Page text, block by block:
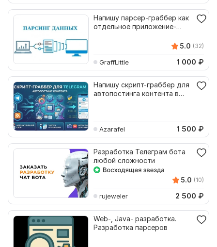
Напишу парсер-граббер как
отдельное приложение-
5.0 (32)
GraffLittle 1 000 ₽
Напишу скрипт-граббер для
автопостинга контента в
Azarafel 1 500 ₽
Разработка Телеграм бота
любой сложности
5.0 (10)
rujeweler 2 500 ₽
Web-, Java- разработка.
Разработка парсеров